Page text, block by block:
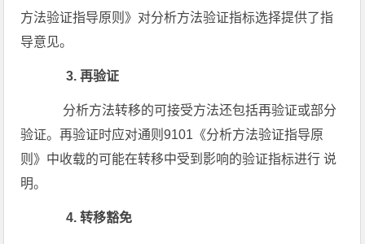
方法验证指导原则》对分析方法验证指标选择提供了指
导意见。
3. 再验证
分析方法转移的可接受方法还包括再验证或部分
验证。再验证时应对通则9101《分析方法验证指导原
则》中收载的可能在转移中受到影响的验证指标进行 说
明。
4. 转移豁免